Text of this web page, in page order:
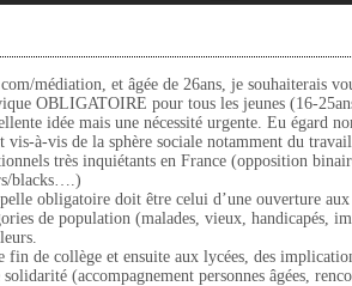
médiation, et âgée de 26ans, je souhaiterais
OBLIGATOIRE pour tous les jeunes (16-
idée mais une nécessité urgente. Eu égard
vis-à-vis de la sphère sociale notamment du
très inquiétants en France (opposition
blacks….)
obligatoire doit être celui d’une ouverture
de population (malades, vieux, handicapés,
fin de collège et ensuite aux lycées, des
(accompagnement personnes âgées,